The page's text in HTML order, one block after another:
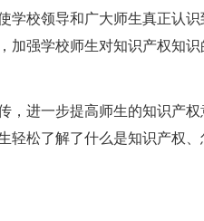
学校领导和广大师生真正认
加强学校师生对知识产权知
，进一步提高师生的知识产
轻松了解了什么是知识产权